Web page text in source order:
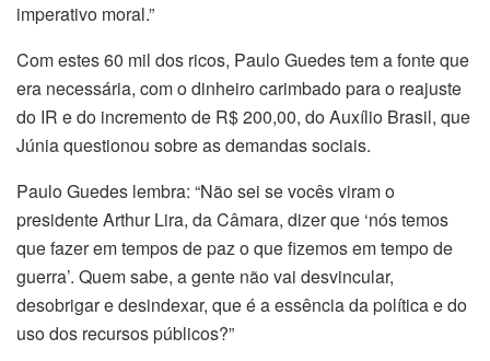
imperativo moral.”
Com estes 60 mil dos ricos, Paulo Guedes tem a fonte que
era necessária, com o dinheiro carimbado para o reajuste
do IR e do incremento de R$ 200,00, do Auxílio Brasil, que
Júnia questionou sobre as demandas sociais.
Paulo Guedes lembra: “Não sei se vocês viram o
presidente Arthur Lira, da Câmara, dizer que ‘nós temos
que fazer em tempos de paz o que fizemos em tempo de
guerra’. Quem sabe, a gente não vai desvincular,
desobrigar e desindexar, que é a essência da política e do
uso dos recursos públicos?”